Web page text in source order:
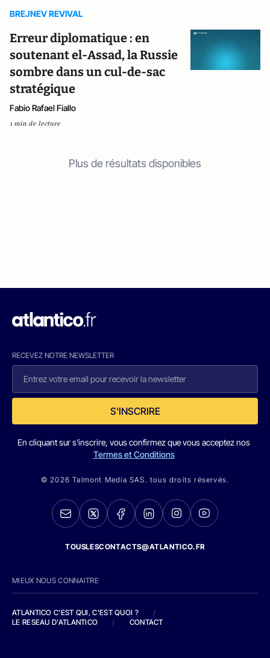
BREJNEV REVIVAL
Erreur diplomatique : en
soutenant el-Assad, la Russie
sombre dans un cul-de-sac
stratégique
Fabio Rafael Fiallo
1 min de lecture
Plus de résultats disponibles
RECEVEZ NOTRE NEWSLETTER
S'INSCRIRE
En cliquant sur s'inscrire, vous confirmez que vous acceptez nos
Termes et Conditions
© 2026 Talmont Media SAS. tous droits réservés.
TOUSLESCONTACTS@ATLANTICO.FR
MIEUX NOUS CONNAITRE
ATLANTICO C'EST QUI, C'EST QUOI ?
/
LE RESEAU D'ATLANTICO
/ CONTACT